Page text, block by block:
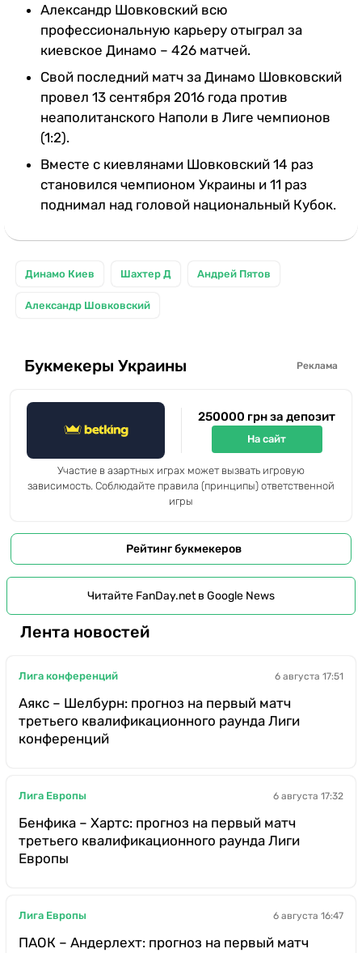
Александр Шовковский всю
профессиональную карьеру отыграл за
киевское Динамо – 426 матчей.
Свой последний матч за Динамо Шовковский
провел 13 сентября 2016 года против
неаполитанского Наполи в Лиге чемпионов
(1:2).
Вместе с киевлянами Шовковский 14 раз
становился чемпионом Украины и 11 раз
поднимал над головой национальный Кубок.
Динамо Киев Шахтер Д Андрей Пятов
Александр Шовковский
Букмекеры Украины Реклама
250000 грн за депозит
На сайт
Участие в азартных играх может вызвать игровую
зависимость. Соблюдайте правила (принципы) ответственной
игры
Рейтинг букмекеров
Читайте FanDay.net в Google News
Лента новостей
Лига конференций 6 августа 17:51
Аякс – Шелбурн: прогноз на первый матч
третьего квалификационного раунда Лиги
конференций
Лига Европы 6 августа 17:32
Бенфика – Хартс: прогноз на первый матч
третьего квалификационного раунда Лиги
Европы
Лига Европы 6 августа 16:47
ПАОК – Андерлехт: прогноз на первый матч